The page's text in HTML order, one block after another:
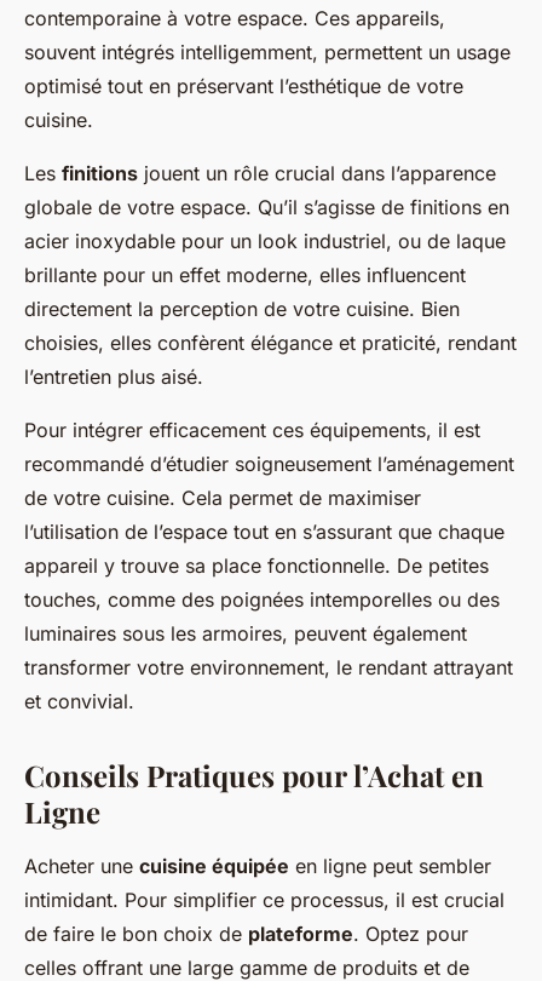
contemporaine à votre espace. Ces appareils,
souvent intégrés intelligemment, permettent un usage
optimisé tout en préservant l’esthétique de votre
cuisine.
Les finitions jouent un rôle crucial dans l’apparence
globale de votre espace. Qu’il s’agisse de finitions en
acier inoxydable pour un look industriel, ou de laque
brillante pour un effet moderne, elles influencent
directement la perception de votre cuisine. Bien
choisies, elles confèrent élégance et praticité, rendant
l’entretien plus aisé.
Pour intégrer efficacement ces équipements, il est
recommandé d’étudier soigneusement l’aménagement
de votre cuisine. Cela permet de maximiser
l’utilisation de l’espace tout en s’assurant que chaque
appareil y trouve sa place fonctionnelle. De petites
touches, comme des poignées intemporelles ou des
luminaires sous les armoires, peuvent également
transformer votre environnement, le rendant attrayant
et convivial.
Conseils Pratiques pour l’Achat en
Ligne
Acheter une cuisine équipée en ligne peut sembler
intimidant. Pour simplifier ce processus, il est crucial
de faire le bon choix de plateforme. Optez pour
celles offrant une large gamme de produits et de